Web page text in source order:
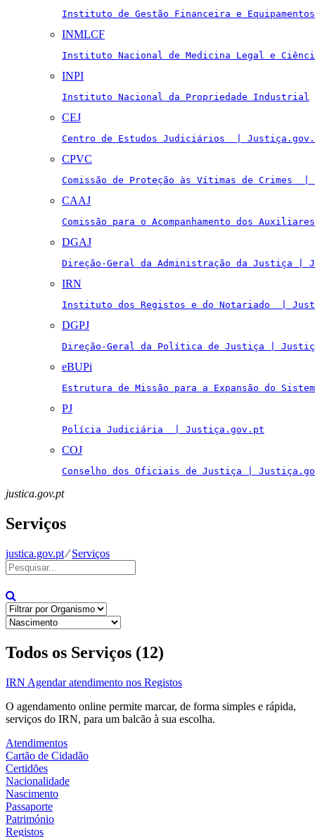
Instituto de Gestão Financeira e
INMLCF
Instituto Nacional de Medicina Legal e
INPI
Instituto Nacional da Propriedade Industrial
CEJ
Centro de Estudos Judiciários  |
CPVC
Comissão de Proteção às Vítimas de Crimes
CAAJ
Comissão para o Acompanhamento dos
DGAJ
Direção-Geral da Administração da Justiça |
IRN
Instituto dos Registos e do Notariado  |
DGPJ
Direção-Geral da Política de Justiça |
eBUPi
Estrutura de Missão para a Expansão do
PJ
Polícia Judiciária  | Justiça.gov.pt
COJ
Conselho dos Oficiais de Justiça |
justica.gov.pt
Serviços
justica.gov.pt⁄Serviços
Todos os Serviços (12)
IRN Agendar atendimento nos Registos
O agendamento online permite marcar, de forma simples e rápida,
serviços do IRN, para um balcão à sua escolha.
Atendimentos
Cartão de Cidadão
Certidões
Nacionalidade
Nascimento
Passaporte
Património
Registos